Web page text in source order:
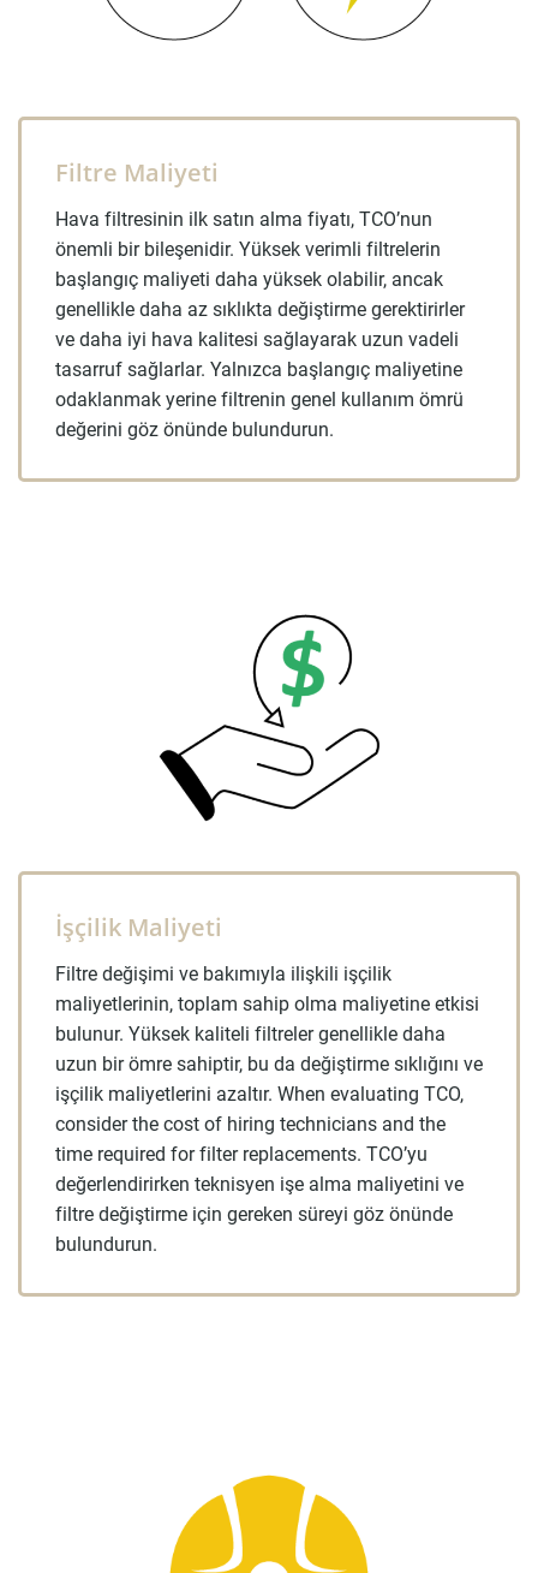
Filtre Maliyeti
Hava filtresinin ilk satın alma fiyatı, TCO’nun
önemli bir bileşenidir. Yüksek verimli filtrelerin
başlangıç maliyeti daha yüksek olabilir, ancak
genellikle daha az sıklıkta değiştirme gerektirirler
ve daha iyi hava kalitesi sağlayarak uzun vadeli
tasarruf sağlarlar. Yalnızca başlangıç maliyetine
odaklanmak yerine filtrenin genel kullanım ömrü
değerini göz önünde bulundurun.
İşçilik Maliyeti
Filtre değişimi ve bakımıyla ilişkili işçilik
maliyetlerinin, toplam sahip olma maliyetine etkisi
bulunur. Yüksek kaliteli filtreler genellikle daha
uzun bir ömre sahiptir, bu da değiştirme sıklığını ve
işçilik maliyetlerini azaltır. When evaluating TCO,
consider the cost of hiring technicians and the
time required for filter replacements. TCO’yu
değerlendirirken teknisyen işe alma maliyetini ve
filtre değiştirme için gereken süreyi göz önünde
bulundurun.